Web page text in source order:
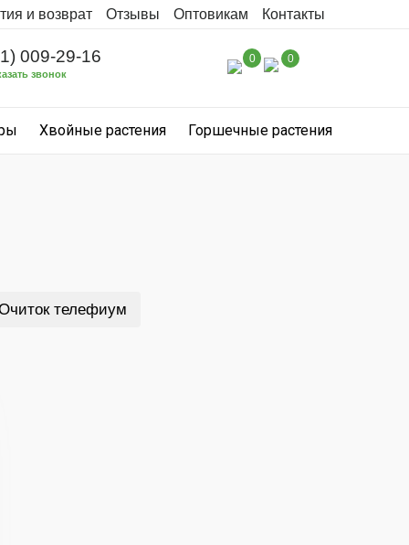
и возврат Отзывы Оптовикам Контакты
009-29-16
звонок
0 0
Хвойные растения Горшечные растения
телефиум